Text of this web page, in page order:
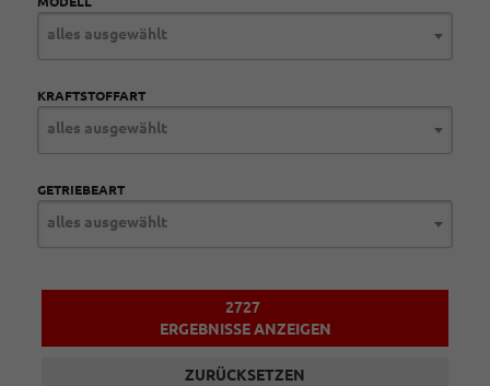
alles ausgewählt
KRAFTSTOFFART
alles ausgewählt
GETRIEBEART
alles ausgewählt
2727
ERGEBNISSE ANZEIGEN
ZURÜCKSETZEN